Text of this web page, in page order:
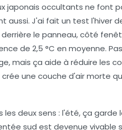
japonais occultants ne font
aussi. J'ai fait un test l'hiver
le panneau, côté
de 2,5 °C en moyenne.
mais ça aide à réduire les
une couche d'air morte
deux sens : l'été, ça garde
sud est devenue vivable